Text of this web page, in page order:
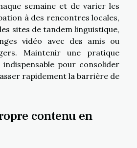
semaine et de varier les
à des rencontres locales,
sites de tandem linguistique,
vidéo avec des amis ou
Maintenir une pratique
indispensable pour consolider
rapidement la barrière de
contenu en